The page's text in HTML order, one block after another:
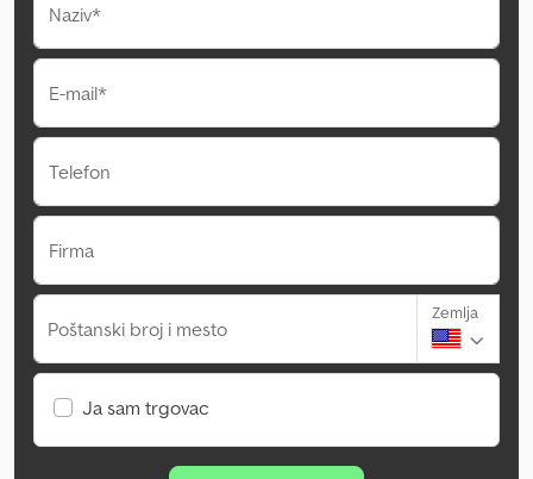
Naziv*
E-mail*
Telefon
Firma
Poštanski broj i mesto
Zemlja
Ja sam trgovac